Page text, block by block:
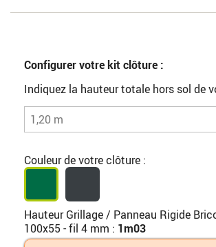
Configurer votre kit clôture :
Indiquez la hauteur totale hors sol de
Couleur de votre clôture :
Hauteur Grillage / Panneau Rigide
100x55 - fil 4 mm : 1m03